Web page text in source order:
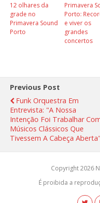
12 olhares da
grade no
Primavera Sound
Porto
Primavera
Porto:
e viver os
grandes
concertos
Previous Post
Funk Orquestra Em
Entrevista: "A Nossa
Intenção Foi Trabalhar
Músicos Clássicos Que
Tivessem A Cabeça Aberta"
Copyright 2026
É proibida a